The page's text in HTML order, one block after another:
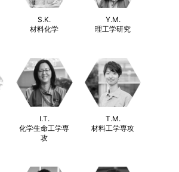
S.K.
材料化学
Y.M.
理工学研究
I.T.
化学生命工学専
攻
T.M.
材料工学専攻